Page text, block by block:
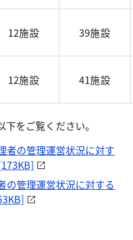
12施設 39施設
12施設 41施設
をご覧ください。
者の管理運営状況に対す
の管理運営状況に対する